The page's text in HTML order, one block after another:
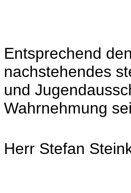
Entsprechend
nachstehendes
und
Wahrnehmung
Herr Stefan